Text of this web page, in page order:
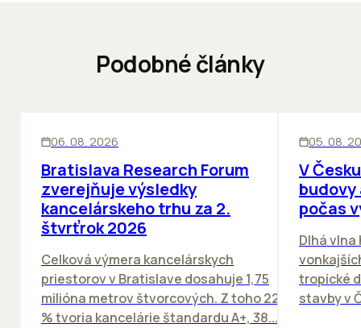
Podobné články
06. 08. 2026
Bratislava Research Forum
zverejňuje výsledky
kancelárskeho trhu za 2.
štvrťrok 2026
Celková výmera kancelárskych
priestorov v Bratislave dosahuje 1,75
milióna metrov štvorcových. Z toho 22
% tvoria kancelárie štandardu A+, 38...
05. 08.
V
počas
Dlhá
tropické
stavby v